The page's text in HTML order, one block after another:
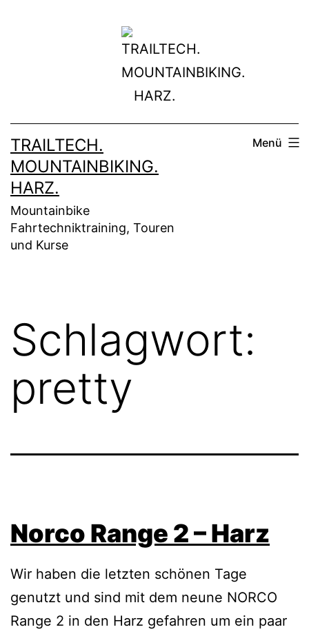
TRAILTECH.
MOUNTAINBIKING.
HARZ.
Mountainbike
Fahrtechniktraining, Touren
und Kurse
Menü
Schlagwort:
pretty
Norco Range 2 – Harz
Wir haben die letzten schönen Tage
genutzt und sind mit dem neune NORCO
Range 2 in den Harz gefahren um ein paar